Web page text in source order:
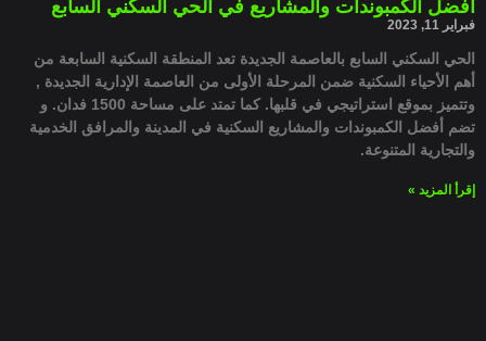
أفضل الكمبوندات والمشاريع في الحي السكني السابع
فبراير 11, 2023
الحي السكني السابع بالعاصمة الجديدة تعد المنطقة السكنية السابعة من
أهم الأحياء السكنية ضمن المرحلة الأولى من العاصمة الإدارية الجديدة ,
وتتميز بموقع استراتيجي في قلبها. كما تمتد على مساحة 1500 فدان. و
تضم أفضل الكمبوندات والمشاريع السكنية في المدينة والمرافق الخدمية
والتجارية المتنوعة.
إقرأ المزيد »